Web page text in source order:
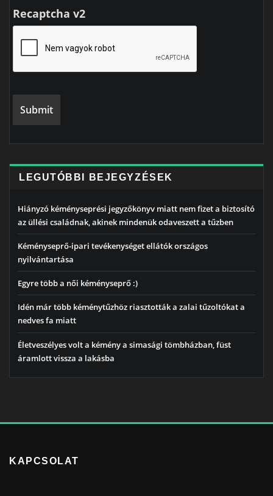
Recaptcha v2
LEGUTÓBBI BEJEGYZÉSEK
Hiányzó kéményseprési jegyzőkönyv miatt nem fizet a biztosító
az üllési családnak, akinek mindenük odaveszett a tűzben
Kéményseprő-ipari tevékenységet ellátók országos
nyilvántartása
Egyre több a női kéményseprő :)
Idén már több kéménytűzhöz riasztották a zalai tűzoltókat a
nedves fa miatt
Életveszélyes volt a kémény a simasági tömbházban, füst
áramlott vissza a lakásba
KAPCSOLAT